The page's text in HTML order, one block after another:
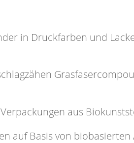
in Druckfarben und
aus
auf Basis von